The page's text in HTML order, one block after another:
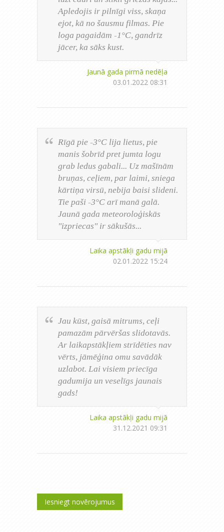
Apledojis ir pilnīgi viss, skaņa
ejot, kā no šausmu filmas. Pie
loga pagaidām -1°C, gandrīz
jācer, ka sāks kust.
Jaunā gada pirmā nedēļa
03.01.2022 08:31
Rīgā pie -3°C lija lietus, pie
manis šobrīd pret jumta logu
grab ledus gabali... Uz mašīnām
bruņas, ceļiem, par laimi, sniega
kārtiņa virsū, nebija baisi slideni.
Tie paši -3°C arī manā galā.
Jaunā gada meteoroloģiskās
"izpriecas" ir sākušās...
Laika apstākļi gadu mijā
02.01.2022 15:24
Jau kūst, gaisā mitrums, ceļi
pamazām pārvēršas slidotavās.
Ar laikapstākļiem strīdēties nav
vērts, jāmēģina omu savādāk
uzlabot. Lai visiem priecīga
gadumija un veselīgs jaunais
gads!
Laika apstākļi gadu mijā
31.12.2021 09:31
Iesniegt novērojumus